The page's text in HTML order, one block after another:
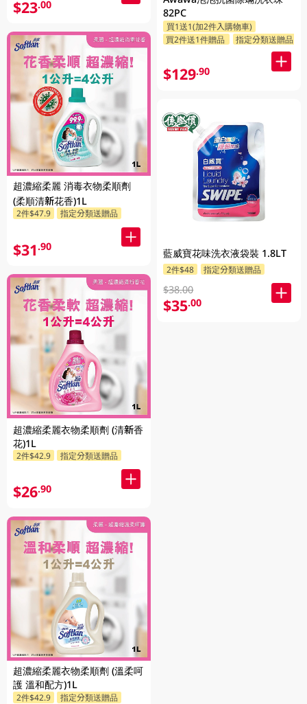
$23.00
超濃縮柔麗 消毒衣物柔順劑
(柔順清新花香)1L
2件$47.9 指定分類送贈品
$31.90
超濃縮柔麗衣物柔順劑 (清新香
花)1L
2件$42.9 指定分類送贈品
$26.90
超濃縮柔麗衣物柔順劑 (溫柔呵
護 溫和配方)1L
2件$42.9 指定分類送贈品
82PC
買1送1(加2件入購物車)
買2件送1件贈品
指定分類送贈品
$129.90
藍威寶花味洗衣液袋裝 1.8LT
2件$48 指定分類送贈品
$38.00
$35.00